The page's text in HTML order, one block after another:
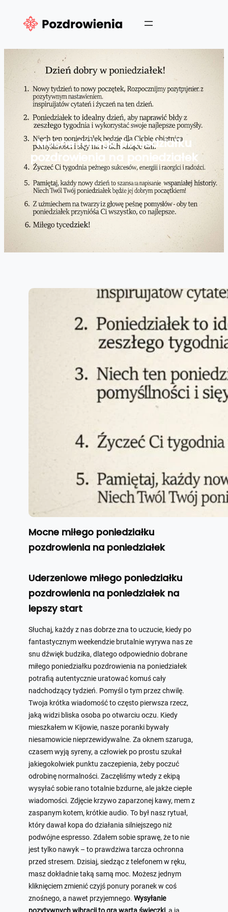
Mocne miłego poniedziałku
pozdrowienia na poniedziałek
Mocne miłego poniedziałku
pozdrowienia na poniedziałek
Uderzeniowe miłego poniedziałku
pozdrowienia na poniedziałek na
lepszy start
Słuchaj, każdy z nas dobrze zna to uczucie, kiedy po
fantastycznym weekendzie brutalnie wyrywa nas ze
snu dźwięk budzika, dlatego odpowiednio dobrane
miłego poniedziałku pozdrowienia na poniedziałek
potrafią autentycznie uratować komuś cały
nadchodzący tydzień. Pomyśl o tym przez chwilę.
Twoja krótka wiadomość to często pierwsza rzecz,
jaką widzi bliska osoba po otwarciu oczu. Kiedy
mieszkałem w Kijowie, nasze poranki bywały
niesamowicie nieprzewidywalne. Za oknem szaruga,
czasem wyją syreny, a człowiek po prostu szukał
jakiegokolwiek punktu zaczepienia, żeby poczuć
odrobinę normalności. Zaczęliśmy wtedy z ekipą
wysyłać sobie rano totalnie bzdurne, ale jakże ciepłe
wiadomości. Zdjęcie krzywo zaparzonej kawy, mem z
zaspanym kotem, krótkie audio. To był nasz rytuał,
który dawał kopa do działania silniejszego niż
podwójne espresso. Zdałem sobie sprawę, że to nie
jest tylko nawyk – to prawdziwa tarcza ochronna
przed stresem. Dzisiaj, siedząc z telefonem w ręku,
masz dokładnie taką samą moc. Możesz jednym
kliknięciem zmienić czyjś ponury poranek w coś
znośnego, a nawet przyjemnego. Wysyłanie